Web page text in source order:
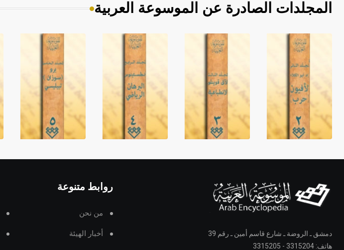
المجلدات الصادرة عن الموسوعة العربية
دمشق ـ الروضة ـ شارع قاسم أمين ـ رقم 39
هاتف: 3315204 - 3315205
روابط متنوعة
من نحن
أخبار الهيئة